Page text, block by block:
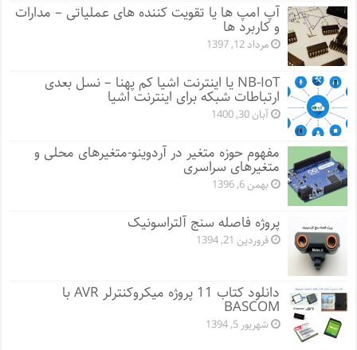
آپ امپ ها یا تقویت کننده های عملیاتی – مدارات
و کاربرد ها
مرداد 12, 1397
NB-IoT یا اینترنت اشیا کم پهنا – نسل بعدی
ارتباطات شبکه برای اینترنت اشیا
آبان 30, 1400
مفهوم حوزه متغیر در آردوینو-متغیرهای محلی و
متغیرهای سراسری
بهمن 6, 1396
پروژه فاصله سنج آلتراسونیک
فروردین 21, 1394
دانلود کتاب 11 پروژه میکروکنترلر AVR با
BASCOM
شهریور 5, 1394